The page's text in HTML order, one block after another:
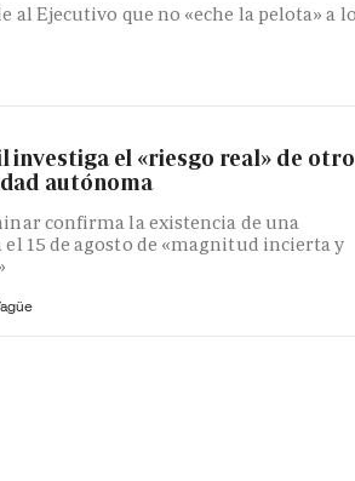
al Ejecutivo que no «eche la pelota» a
investiga el «riesgo real» de otro
autónoma
confirma la existencia de una
15 de agosto de «magnitud incierta y